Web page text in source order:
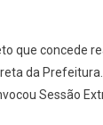
que concede
da Prefeitura.
Sessão